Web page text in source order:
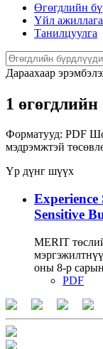
Өгөгдлийн
Үйл
Танилцуулга
Дараахаар
1
Форматууд: PDF
мэдрэмжтэй
Үр дүнг шүүх
Sensitive
MERIT
оны 8-р
PDF